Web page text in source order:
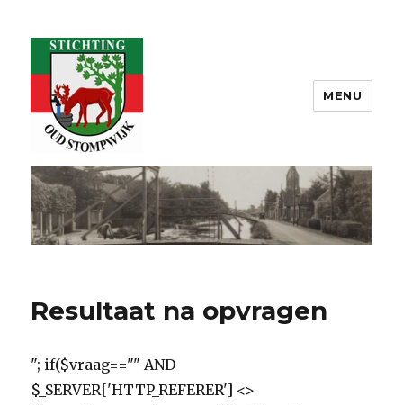
Oud Stompwijk
MENU
Resultaat na opvragen
"; if($vraag=="" AND
$_SERVER['HTTP_REFERER'] <>